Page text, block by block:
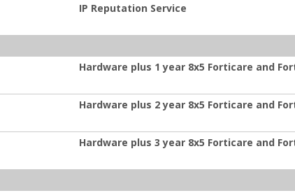
IP Reputation Service
Hardware plus 1 year 8x5 Forticare and
Hardware plus 2 year 8x5 Forticare and
Hardware plus 3 year 8x5 Forticare and